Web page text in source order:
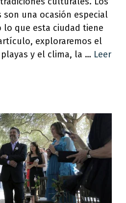
son una ocasión especial
que esta ciudad tiene
exploraremos el
y el clima, la … Leer